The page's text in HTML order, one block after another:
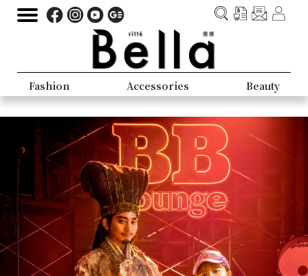
Fashion Accessories Beauty